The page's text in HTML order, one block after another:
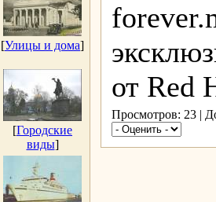
[Улицы и дома]
[Городские
виды]
от Red
Просмотров: 23 |